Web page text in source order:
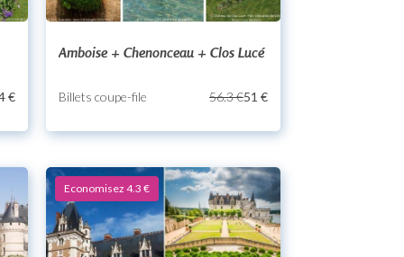
€
Amboise + Chenonceau + Clos Lucé
Billets coupe-file 56.3 €51 €
Economisez 4.3 €